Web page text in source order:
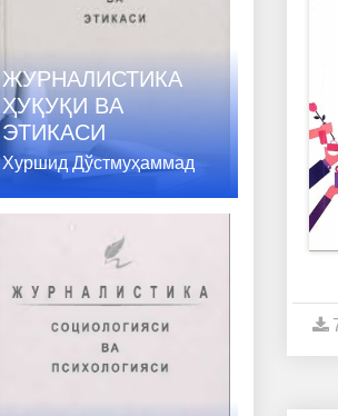
ЖУРНАЛИСТИКА
ҲУҚУҚИ ВA
ЭТИКАСИ
Хуршид Дўстмуҳаммад